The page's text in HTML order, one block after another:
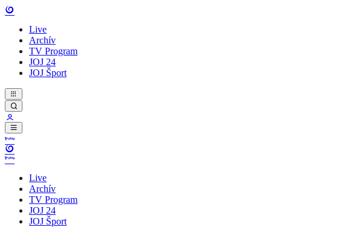
Live
Archív
TV Program
JOJ 24
JOJ Šport
Live
Archív
TV Program
JOJ 24
JOJ Šport